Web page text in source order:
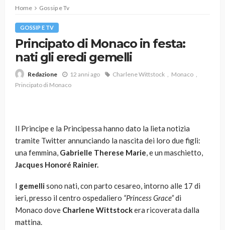
Home Gossip e Tv
GOSSIP E TV
Principato di Monaco in festa:
nati gli eredi gemelli
Redazione 12 anni ago Charlene Wittstock
Monaco
Principato di Monaco
Il Principe e la Principessa hanno dato la lieta notizia
tramite Twitter annunciando la nascita dei loro due figli:
una femmina, Gabrielle Therese Marie, e un maschietto,
Jacques Honoré Rainier.
I gemellisono nati, con parto cesareo, intorno alle 17 di
ieri, presso il centro ospedaliero “Princess Grace”di
Monaco dove Charlene Wittstockera ricoverata dalla
mattina.